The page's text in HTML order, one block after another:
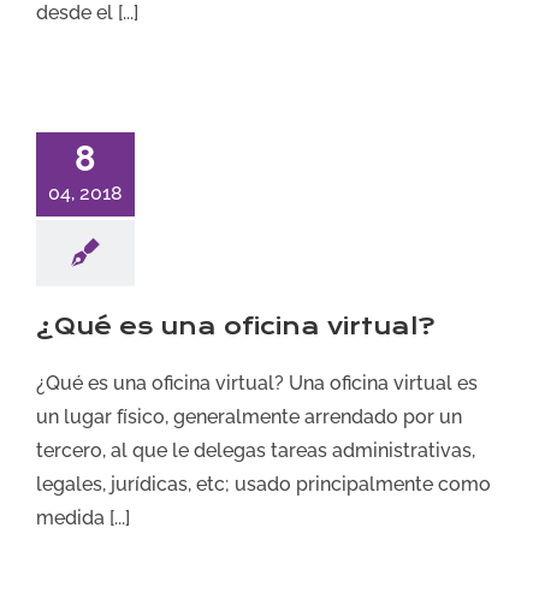
desde el [...]
8
04, 2018
¿Qué es una oficina virtual?
¿Qué es una oficina virtual? Una oficina virtual es
un lugar físico, generalmente arrendado por un
tercero, al que le delegas tareas administrativas,
legales, jurídicas, etc; usado principalmente como
medida [...]